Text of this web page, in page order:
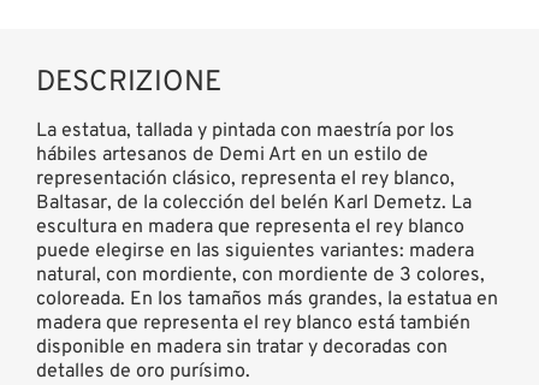
DESCRIZIONE
La estatua, tallada y pintada con maestría por los
hábiles artesanos de Demi Art en un estilo de
representación clásico, representa el rey blanco,
Baltasar, de la colección del belén Karl Demetz. La
escultura en madera que representa el rey blanco
puede elegirse en las siguientes variantes: madera
natural, con mordiente, con mordiente de 3 colores,
coloreada. En los tamaños más grandes, la estatua en
madera que representa el rey blanco está también
disponible en madera sin tratar y decoradas con
detalles de oro purísimo.